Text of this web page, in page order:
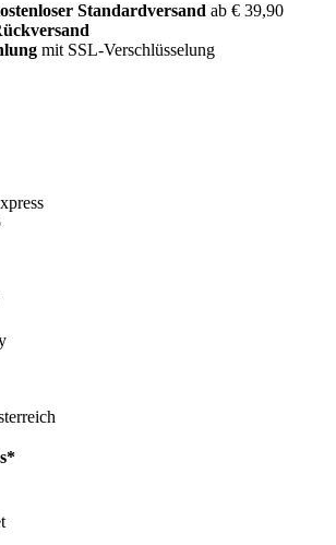
Standardversand ab € 39,90
mit SSL-Verschlüsselung